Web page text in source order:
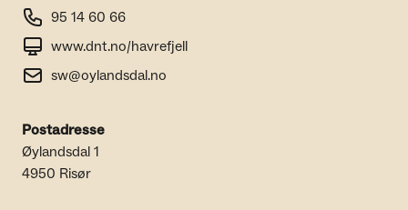
95 14 60 66
www.dnt.no/havrefjell
sw@oylandsdal.no
Postadresse
Øylandsdal 1
4950 Risør